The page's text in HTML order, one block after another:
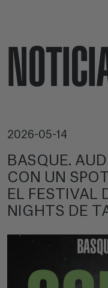
2026-05-14
BASQUE.
CON UN
EL FESTIVAL
NIGHTS DE